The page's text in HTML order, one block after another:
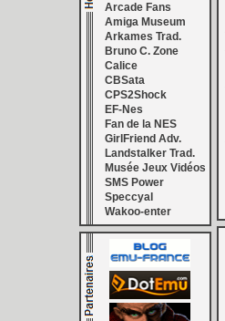
Arcade Fans
Amiga Museum
Arkames Trad.
Bruno C. Zone
Calice
CBSata
CPS2Shock
EF-Nes
Fan de la NES
GirlFriend Adv.
Landstalker Trad.
Musée Jeux Vidéos
SMS Power
Speccyal
Wakoo-enter